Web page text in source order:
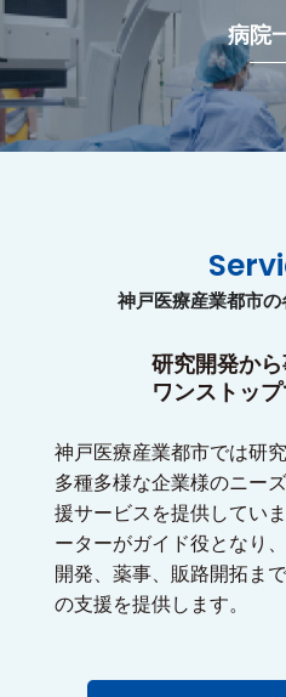
病院
神戸医療産業都市
研究開発か
ワンストッ
神戸医療産業都市では研
多種多様な企業様のニー
援サービスを提供してい
ーターがガイド役となり
開発、薬事、販路開拓ま
の支援を提供します。